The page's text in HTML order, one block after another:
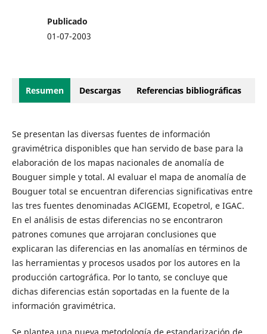
Publicado
01-07-2003
Resumen Descargas Referencias bibliográficas
Se presentan las diversas fuentes de información
gravimétrica disponibles que han servido de base para la
elaboración de los mapas nacionales de anomalía de
Bouguer simple y total. Al evaluar el mapa de anomalía de
Bouguer total se encuentran diferencias significativas entre
las tres fuentes denominadas AClGEMI, Ecopetrol, e IGAC.
En el análisis de estas diferencias no se encontraron
patrones comunes que arrojaran conclusiones que
explicaran las diferencias en las anomalías en términos de
las herramientas y procesos usados por los autores en la
producción cartográfica. Por lo tanto, se concluye que
dichas diferencias están soportadas en la fuente de la
información gravimétrica.